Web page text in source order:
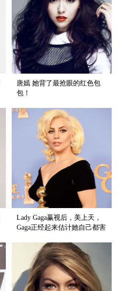
唐嫣 她背了最抢眼的红色包
包！
Lady Gaga赢视后，美上天，
Gaga正经起来估计她自己都害